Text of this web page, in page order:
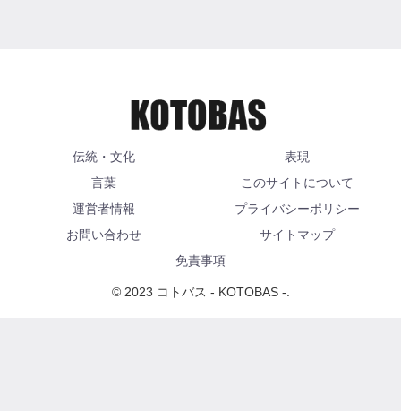
伝統・文化
表現
言葉
このサイトについて
運営者情報
プライバシーポリシー
お問い合わせ
サイトマップ
免責事項
© 2023 コトバス - KOTOBAS -.